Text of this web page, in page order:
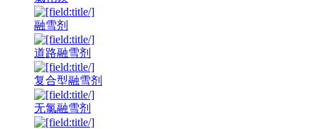
融雪剂
道路融雪剂
复合型融雪剂
无氯融雪剂